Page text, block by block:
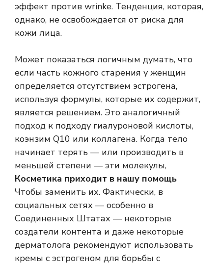
эффект против wrinke. Тенденция, которая,
однако, не освобождается от риска для
кожи лица.
Может показаться логичным думать, что
если часть кожного старения у женщин
определяется отсутствием эстрогена,
используя формулы, которые их содержит,
является решением. Это аналогичный
подход к подходу гиалуроновой кислоты,
коэнзим Q10 или коллагена. Когда тело
начинает терять — или производить в
меньшей степени — эти молекулы,
Косметика приходит в нашу помощь
Чтобы заменить их. Фактически, в
социальных сетях — особенно в
Соединенных Штатах — некоторые
создатели контента и даже некоторые
дерматолога рекомендуют использовать
кремы с эстрогеном для борьбы с